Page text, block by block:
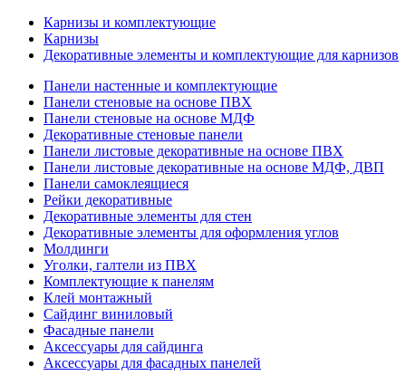
Карнизы и комплектующие
Карнизы
Декоративные элементы и комплектующие для карнизов
Панели настенные и комплектующие
Панели стеновые на основе ПВХ
Панели стеновые на основе МДФ
Декоративные стеновые панели
Панели листовые декоративные на основе ПВХ
Панели листовые декоративные на основе МДФ, ДВП
Панели самоклеящиеся
Рейки декоративные
Декоративные элементы для стен
Декоративные элементы для оформления углов
Молдинги
Уголки, галтели из ПВХ
Комплектующие к панелям
Клей монтажный
Сайдинг виниловый
Фасадные панели
Аксессуары для сайдинга
Аксессуары для фасадных панелей